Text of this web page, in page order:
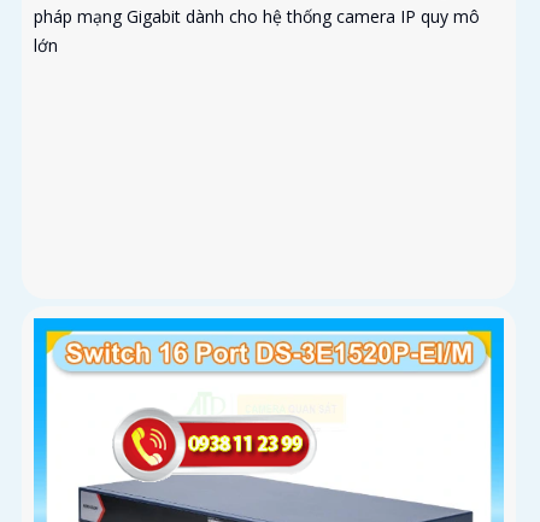
pháp mạng Gigabit dành cho hệ thống camera IP quy mô
lớn